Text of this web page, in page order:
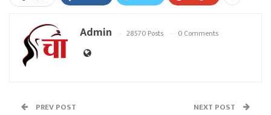
Admin 28570 Posts 0 Comments
PREV POST NEXT POST